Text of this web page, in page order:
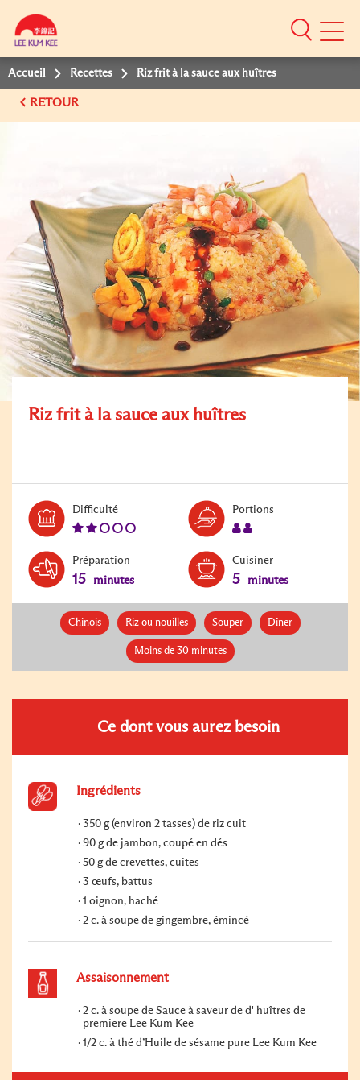
Mobile
Accueil Recettes Riz frit à la sauce aux huîtres
RETOUR
Riz frit à la sauce aux huîtres
DifficultéLevel:
Portions
Préparation
15 minutes
Cuisiner
5 minutes
Chinois Riz ou nouilles Souper Dîner
Moins de 30 minutes
Ce dont vous aurez besoin
Ingrédients
350 g (environ 2 tasses) de riz cuit
90 g de jambon, coupé en dés
50 g de crevettes, cuites
3 œufs, battus
1 oignon, haché
2 c. à soupe de gingembre, émincé
Assaisonnement
2 c. à soupe de Sauce à saveur de d' huîtres de
premiere Lee Kum Kee
1/2 c. à thé d’Huile de sésame pure Lee Kum Kee